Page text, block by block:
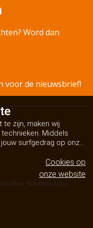
Word dan
voor de nieuwsbrief!
door Business Apps
te zijn, maken wij
Middels
surfgedrag op onze
informatie te delen via
Cookies op
onze website